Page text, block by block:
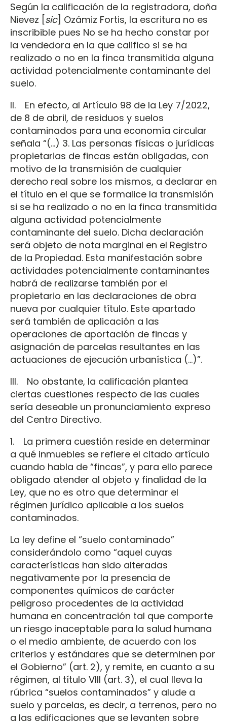
Según la calificación de la registradora, doña
Nievez [sic] Ozámiz Fortis, la escritura no es
inscribible pues No se ha hecho constar por
la vendedora en la que califico si se ha
realizado o no en la finca transmitida alguna
actividad potencialmente contaminante del
suelo.
II. En efecto, al Artículo 98 de la Ley 7/2022,
de 8 de abril, de residuos y suelos
contaminados para una economía circular
señala “(...) 3. Las personas físicas o jurídicas
propietarias de fincas están obligadas, con
motivo de la transmisión de cualquier
derecho real sobre los mismos, a declarar en
el título en el que se formalice la transmisión
si se ha realizado o no en la finca transmitida
alguna actividad potencialmente
contaminante del suelo. Dicha declaración
será objeto de nota marginal en el Registro
de la Propiedad. Esta manifestación sobre
actividades potencialmente contaminantes
habrá de realizarse también por el
propietario en las declaraciones de obra
nueva por cualquier título. Este apartado
será también de aplicación a las
operaciones de aportación de fincas y
asignación de parcelas resultantes en las
actuaciones de ejecución urbanística (...)”.
III. No obstante, la calificación plantea
ciertas cuestiones respecto de las cuales
sería deseable un pronunciamiento expreso
del Centro Directivo.
1. La primera cuestión reside en determinar
a qué inmuebles se refiere el citado artículo
cuando habla de “fincas”, y para ello parece
obligado atender al objeto y finalidad de la
Ley, que no es otro que determinar el
régimen jurídico aplicable a los suelos
contaminados.
La ley define el “suelo contaminado”
considerándolo como “aquel cuyas
características han sido alteradas
negativamente por la presencia de
componentes químicos de carácter
peligroso procedentes de la actividad
humana en concentración tal que comporte
un riesgo inaceptable para la salud humana
o el medio ambiente, de acuerdo con los
criterios y estándares que se determinen por
el Gobierno” (art. 2), y remite, en cuanto a su
régimen, al título VIII (art. 3), el cual lleva la
rúbrica “suelos contaminados” y alude a
suelo y parcelas, es decir, a terrenos, pero no
a las edificaciones que se levanten sobre